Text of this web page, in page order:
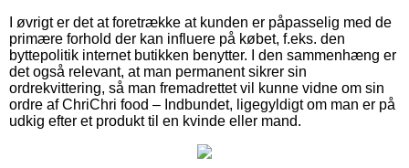
I øvrigt er det at foretrække at kunden er påpasselig med de
primære forhold der kan influere på købet, f.eks. den
byttepolitik internet butikken benytter. I den sammenhæng er
det også relevant, at man permanent sikrer sin
ordrekvittering, så man fremadrettet vil kunne vidne om sin
ordre af ChriChri food – Indbundet, ligegyldigt om man er på
udkig efter et produkt til en kvinde eller mand.